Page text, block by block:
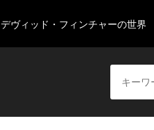
デヴィッド・フィンチャーの世界